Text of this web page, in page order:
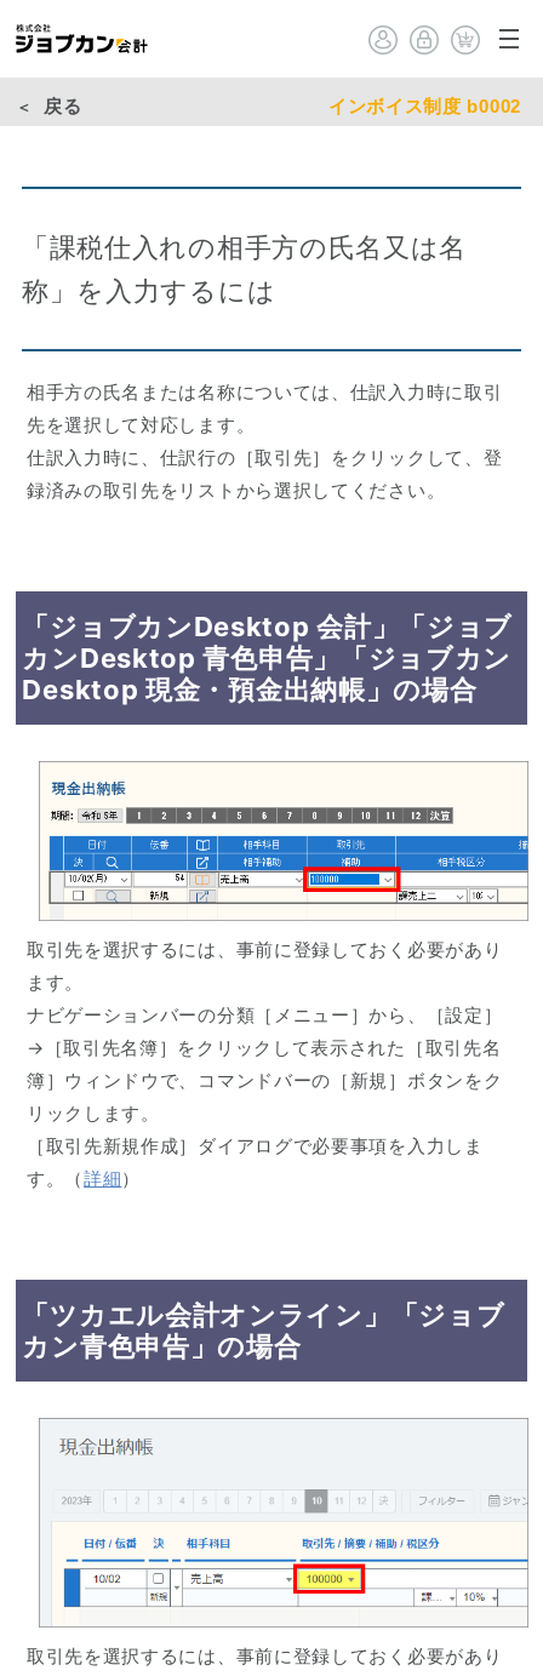
戻る インボイス制度 b0002
「課税仕入れの相手方の氏名又は名
称」を入力するには
相手方の氏名または名称については、仕訳入力時に取引
先を選択して対応します。
仕訳入力時に、仕訳行の［取引先］をクリックして、登
録済みの取引先をリストから選択してください。
「ジョブカンDesktop 会計」「ジョブ
カンDesktop 青色申告」「ジョブカン
Desktop 現金・預金出納帳」の場合
取引先を選択するには、事前に登録しておく必要があり
ます。
ナビゲーションバーの分類［メニュー］から、［設定］
→［取引先名簿］をクリックして表示された［取引先名
簿］ウィンドウで、コマンドバーの［新規］ボタンをク
リックします。
［取引先新規作成］ダイアログで必要事項を入力しま
す。（詳細）
「ツカエル会計オンライン」「ジョブ
カン青色申告」の場合
取引先を選択するには、事前に登録しておく必要があり